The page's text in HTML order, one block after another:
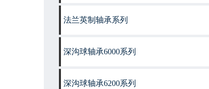
法兰英制轴承系列
深沟球轴承6000系列
深沟球轴承6200系列